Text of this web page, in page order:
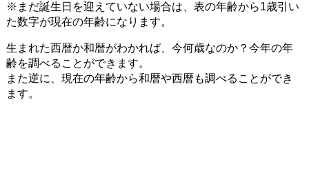
※まだ誕生日を迎えていない場合は、表の年齢から1歳引い
た数字が現在の年齢になります。
生まれた西暦か和暦がわかれば、今何歳なのか？今年の年
齢を調べることができます。
また逆に、現在の年齢から和暦や西暦も調べることができ
ます。